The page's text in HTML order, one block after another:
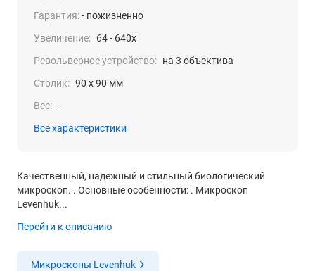
Гарантия:- пожизненно
Увеличение: 64 - 640x
Револьверное устройство: на 3 объектива
Столик: 90 х 90 мм
Вес: -
Все характеристики
Качественный, надежный и стильный биологический
микроскоп. . Основные особенности: . Микроскоп
Levenhuk...
Перейти к описанию
Микроскопы Levenhuk